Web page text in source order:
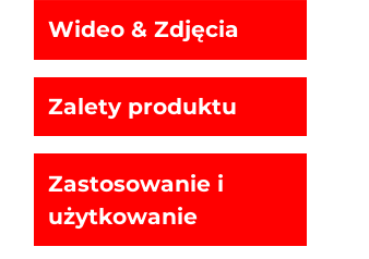
Wideo & Zdjęcia
Zalety produktu
Zastosowanie i
użytkowanie